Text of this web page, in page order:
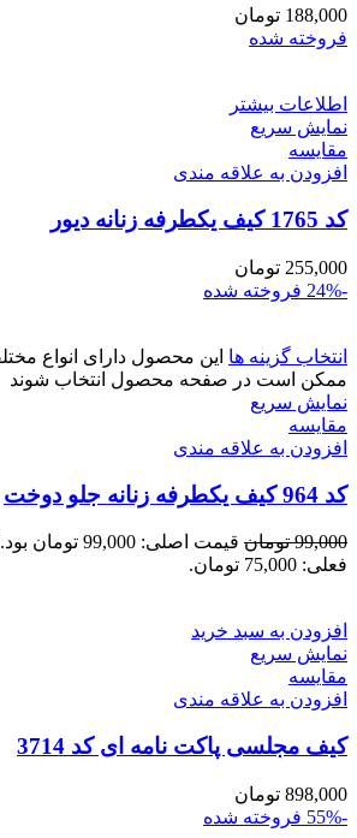
188,000 تومان
فروخته شده
اطلاعات بیشتر
نمایش سریع
مقايسه
افزودن به علاقه مندی
کد 1765 کیف یکطرفه زنانه دیور
255,000 تومان
-24%
فروخته شده
انتخاب گزینه ها این محصول دارای انواع
ممکن است در صفحه محصول انتخاب شوند
نمایش سریع
مقايسه
افزودن به علاقه مندی
کد 964 کیف یکطرفه زنانه جلو دوخت
99,000 تومان قیمت اصلی: 99,000 تومان بود.
فعلی: 75,000 تومان.
افزودن به سبد خرید
نمایش سریع
مقايسه
افزودن به علاقه مندی
کیف مجلسی پاکت نامه ای کد 3714
898,000 تومان
-55%
فروخته شده